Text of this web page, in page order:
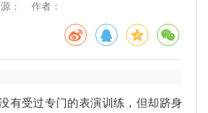
源： 作者：
受过专门的表演训练，但却跻身